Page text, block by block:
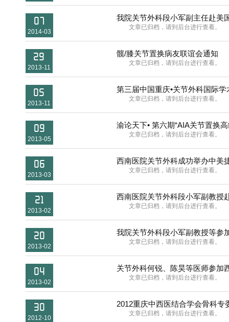
07
2014-03
我院关节外科段小军副主任赴美
文章已归档，请到后台进行查看。
29
2013-11
髋/膝关节置换病友联谊会通知
文章已归档，请到后台进行查看。
05
2013-11
第三届中国重庆•关节外科国际
文章已归档，请到后台进行查看。
09
2013-05
渝论天下• 第六期“AIA关节置换
文章已归档，请到后台进行查看。
06
2013-03
西南医院关节外科成功举办中美
文章已归档，请到后台进行查看。
21
2013-02
西南医院关节外科段小军副教授
文章已归档，请到后台进行查看。
20
2013-02
我院关节外科段小军副教授等参
文章已归档，请到后台进行查看。
04
2013-02
关节外科何锐、陈昊等医师参加
文章已归档，请到后台进行查看。
30
2012-10
2012重庆中西医结合学会骨科专
文章已归档，请到后台进行查看。